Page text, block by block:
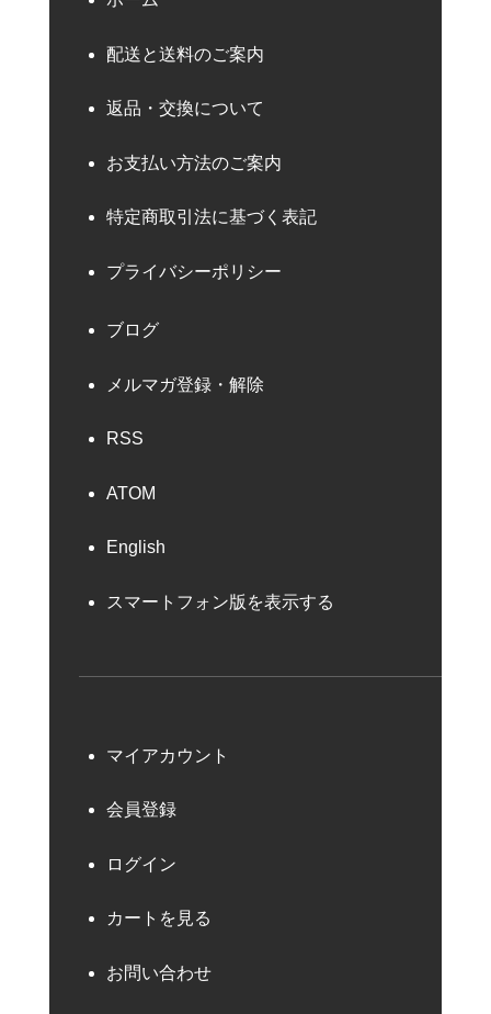
配送と送料のご案内
返品・交換について
お支払い方法のご案内
特定商取引法に基づく表記
プライバシーポリシー
ブログ
メルマガ登録・解除
RSS
ATOM
English
スマートフォン版を表示する
マイアカウント
会員登録
ログイン
カートを見る
お問い合わせ